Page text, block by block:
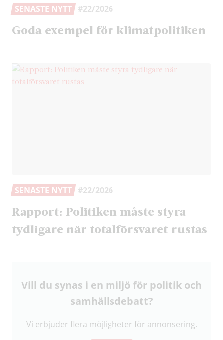
SENASTE NYTT #22/2026
Goda exempel för klimatpolitiken
SENASTE NYTT #22/2026
Rapport: Politiken måste styra
tydligare när totalförsvaret rustas
Vill du synas i en miljö för politik och
samhälls­debatt?
Vi erbjuder flera möjligheter för annonsering.